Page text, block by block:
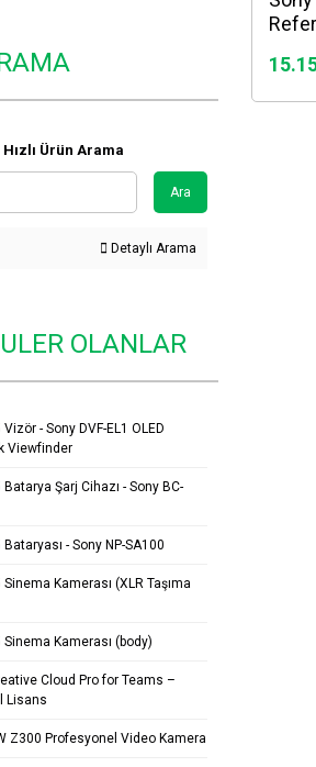
Hızlı Ürün Arama
Ara
Detaylı Arama
OLANLAR
- Sony DVF-EL1 OLED
Viewfinder
Batarya Şarj Cihazı - Sony BC-
Bataryası - Sony NP-SA100
Sinema Kamerası (XLR Taşıma
Sinema Kamerası (body)
Cloud Pro for Teams –
Lisans
Z300 Profesyonel Video Kamera